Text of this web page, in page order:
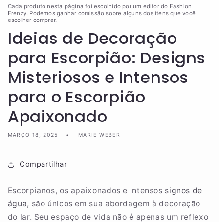
Cada produto nesta página foi escolhido por um editor do Fashion
Frenzy. Podemos ganhar comissão sobre alguns dos itens que você
escolher comprar.
Ideias de Decoração
para Escorpião: Designs
Misteriosos e Intensos
para o Escorpião
Apaixonado
MARÇO 18, 2025 MARIE WEBER
Compartilhar
Escorpianos, os apaixonados e intensos signos de
água, são únicos em sua abordagem à decoração
do lar. Seu espaço de vida não é apenas um reflexo